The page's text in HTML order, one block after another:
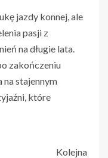
jazdy konnej, ale
pasji z
na długie lata.
zakończeniu
na stajennym
które
Kolejna